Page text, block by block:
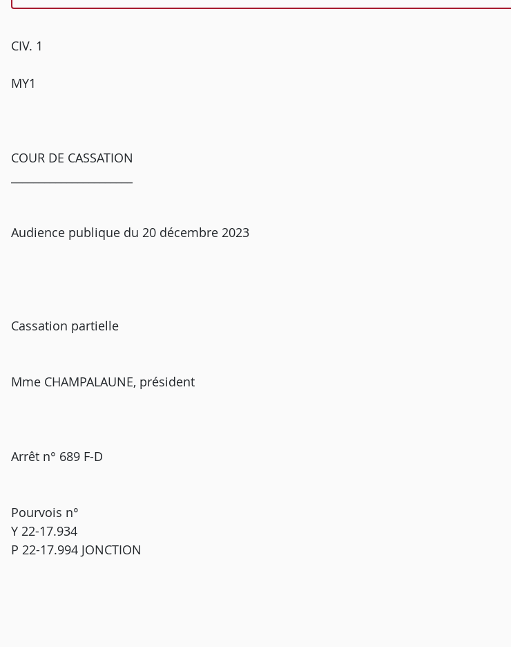
CIV. 1
MY1
COUR DE CASSATION
Audience publique du 20 décembre 2023
Cassation partielle
Mme CHAMPALAUNE, président
Arrêt n° 689 F-D
Pourvois n°
Y 22-17.934
P 22-17.994 JONCTION